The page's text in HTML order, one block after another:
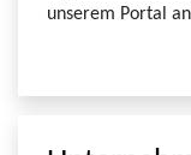
unserem Portal